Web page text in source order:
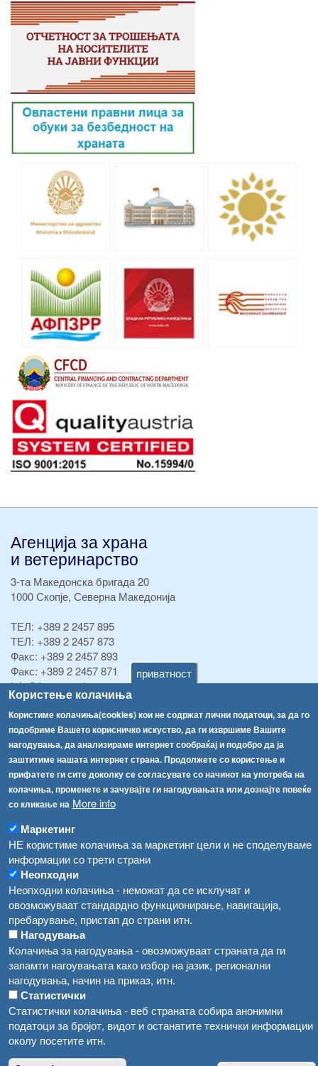
приватност
Користење колачиња
Користиме колачиња(cookies) кои не содржат лични податоци, за да го
подобриме Вашето корисничко искуство, да ги извршиме Вашите
нагодувања, да анализираме интернет сообраќај и подобро да ја
заштитиме нашата интернет страна. Продолжете со користење и
прифатете ги сите доколку се согласувате со начинот на употреба на
колачиња, променете и зачувајте ги нагодувањата или дознајте повеќе
со кликање на More info
Маркетинг
НЕ користиме колачиња за маркетинг цели и не споделуваме
информации со трети страни
Неопходни
Неопходни колачиња - неможат да се исклучат и
овозможуваат стандардно функционирање, навигација,
пребарување, пристап до страни итн.
Нагодувања
Колачиња за нагодувања - овозможуваат страната да ги
запамти нагоувањата како избор на јазик, регионални
нагодувања, начин на приказ, итн.
Статистички
Статистички колачиња - веб страната собира анонимни
податоци за бројот, видот и останатите технички информации
околу посетите итн.
Агенција за храна
и ветеринарство
3-та Македонска бригада 20
1000 Скопје, Северна Македонија
ТЕЛ: +389 2 2457 895
ТЕЛ: +389 2 2457 873
Факс: +389 2 2457 893
Факс: +389 2 2457 871
info@fva.gov.mk
[АХВ-претходна страна]
Соопштенија
Република Бугарија ги засили официјалните контроли при увоз на свежо овошје и зеленчук
Високите температури ризик од труење со храна, опасни се и за животните
Водата во Гостивар може да се користи како техничка, продолжува испораката на флаширана вода
Во Гостивар спроведени 70 вонредни контроли
Забраната за водата во Гостивар останува на сила, операторите да користат само технички безбедна вода
Навигација
Архива
Регистри
Обрасци
Огласи